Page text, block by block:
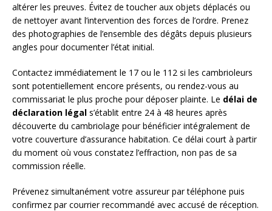
altérer les preuves. Évitez de toucher aux objets déplacés ou
de nettoyer avant l’intervention des forces de l’ordre. Prenez
des photographies de l’ensemble des dégâts depuis plusieurs
angles pour documenter l’état initial.
Contactez immédiatement le 17 ou le 112 si les cambrioleurs
sont potentiellement encore présents, ou rendez-vous au
commissariat le plus proche pour déposer plainte. Le délai de
déclaration légal s’établit entre 24 à 48 heures après
découverte du cambriolage pour bénéficier intégralement de
votre couverture d’assurance habitation. Ce délai court à partir
du moment où vous constatez l’effraction, non pas de sa
commission réelle.
Prévenez simultanément votre assureur par téléphone puis
confirmez par courrier recommandé avec accusé de réception.